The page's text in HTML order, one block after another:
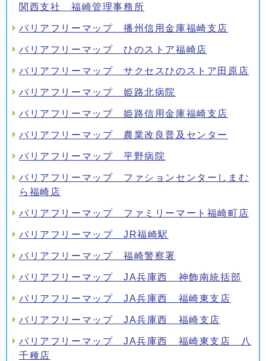
関西支社 福崎管理事務所
バリアフリーマップ 播州信用金庫福崎支店
バリアフリーマップ ひのストア福崎店
バリアフリーマップ サクセスひのストア田原店
バリアフリーマップ 姫路北病院
バリアフリーマップ 姫路信用金庫福崎支店
バリアフリーマップ 農業改良普及センター
バリアフリーマップ 平野病院
バリアフリーマップ ファションセンターしまむ
ら福崎店
バリアフリーマップ ファミリーマート福崎町店
バリアフリーマップ JR福崎駅
バリアフリーマップ 福崎警察署
バリアフリーマップ JA兵庫西 神飾南統括部
バリアフリーマップ JA兵庫西 福崎東支店
バリアフリーマップ JA兵庫西 福崎支店
バリアフリーマップ JA兵庫西 福崎東支店 八
千種店